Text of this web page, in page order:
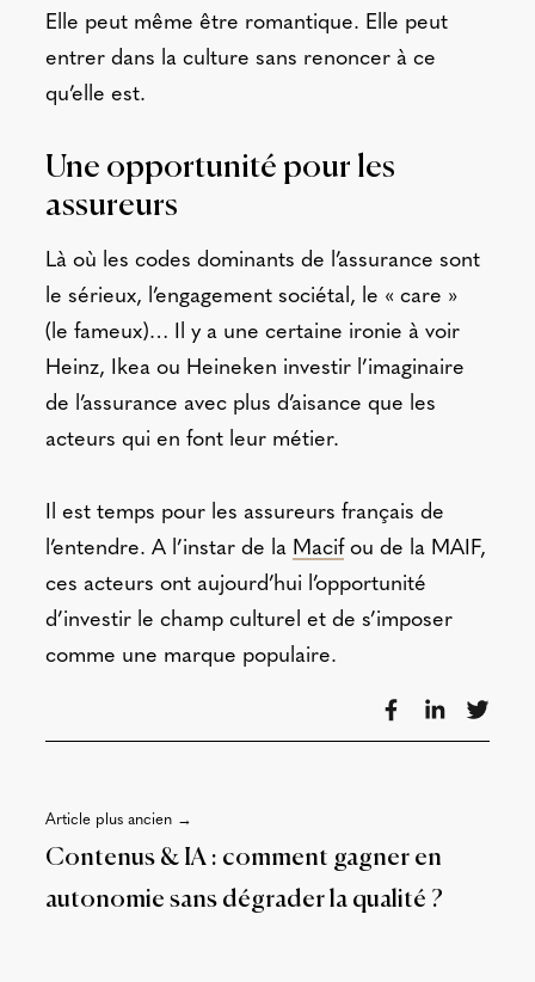
Elle peut même être romantique. Elle peut
entrer dans la culture sans renoncer à ce
qu’elle est.
Une opportunité pour les
assureurs
Là où les codes dominants de l’assurance sont
le sérieux, l’engagement sociétal, le « care »
(le fameux)… Il y a une certaine ironie à voir
Heinz, Ikea ou Heineken investir l’imaginaire
de l’assurance avec plus d’aisance que les
acteurs qui en font leur métier.
Il est temps pour les assureurs français de
l’entendre. A l’instar de la Macifou de la MAIF,
ces acteurs ont aujourd’hui l’opportunité
d’investir le champ culturel et de s’imposer
comme une marque populaire.
Article plus ancien →
Contenus & IA : comment gagner en
autonomie sans dégrader la qualité ?